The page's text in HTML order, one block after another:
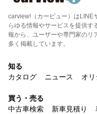
carview!（カービュー）はLINE
らゆる情報やサービスを提供
報から、ユーザーや専門家のリ
多く掲載しています。
知る
カタログ
ニュース オ
買う・売る
中古車検索
新車見積り